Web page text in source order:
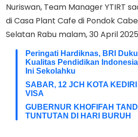
Nuriswan, Team Manager YTIRT
di Casa Plant Cafe di Pondok
Selatan Rabu malam, 30 April
Peringati Hardiknas, BRI
Kualitas Pendidikan
Ini Sekolahku
SABAR, 12 JCH KOTA
VISA
GUBERNUR KHOFIFAH
TUNTUTAN DI HARI BURUH